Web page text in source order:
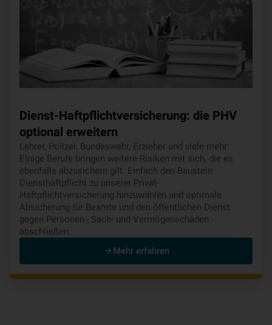
Dienst-Haftpflichtversicherung: die PHV
optional erweitern
Lehrer, Polizei, Bundeswehr, Erzieher und viele mehr:
Einige Berufe bringen weitere Risiken mit sich, die es
ebenfalls abzusichern gilt. Einfach den Baustein
Diensthaftpflicht zu unserer Privat-
Haftpflichtversicherung hinzuwählen und optimale
Absicherung für Beamte und den öffentlichen Dienst
gegen Personen-, Sach- und Vermögenschäden
abschließen.
Mehr erfahren